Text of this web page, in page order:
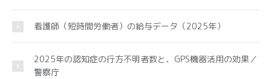
看護師（短時間労働者）の給与データ（2025年）
2025年の認知症の行方不明者数と、GPS機器活用の効果／
警察庁